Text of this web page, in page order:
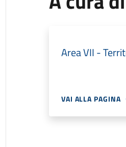
Area VII -
VAI ALLA PAGINA